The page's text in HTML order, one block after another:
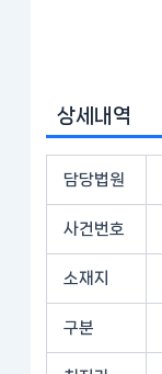
상세내역
담당법원
사건번호
소재지
구분